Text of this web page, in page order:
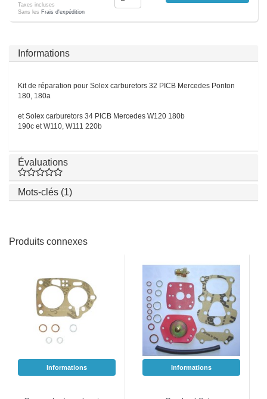
Taxes incluses
Sans les Frais d'expédition
Informations
Kit de réparation pour Solex carburetors 32 PICB Mercedes Ponton
180, 180a
et Solex carburetors 34 PICB Mercedes W120 180b
190c et W110, W111 220b
Évaluations
Mots-clés (1)
Produits connexes
Informations Informations